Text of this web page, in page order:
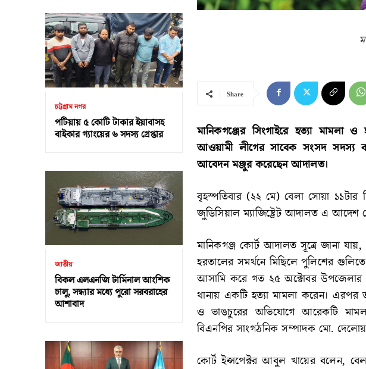
চট্টগ্রাম নগর
পটিয়ায় ৫ কোটি টাকার ইয়াবাসহ
বাইকার গ্যাংয়ের ৬ সদস্য গ্রেপ্তার
জাতীয়
বিকল এলএনজি টার্মিনাল আংশিক
চালু, সন্ধ্যার মধ্যে পুরো সরবরাহের
আশাবাদ
Share
মানিকগঞ্জের সিংগাইরে হত্যা
আওয়ামী লীগের সাবেক সংসদ সদস্য
আবেদন মঞ্জুর করেছেন আদালত।
বৃহস্পতিবার (২২ মে) বেলা সোয়া ১১টার
জুডিসিয়াল ম্যাজিষ্ট্রেট আদালত এ আদেশ
মানিকগঞ্জ কোর্ট আদালত সূত্রে জানা
হরতালের সমর্থনে মিছিলে পুলিশের
আসামি করে গত ২৫ অক্টোবর উপজেলার
থানায় একটি হত্যা মামলা করেন। এরপর
ও ভাঙচুরের অভিযোগে আরেকটি
বিএনপির সাংগঠনিক সম্পাদক মো.
কোর্ট ইন্সপেক্টর আবুল খায়ের বলেন,